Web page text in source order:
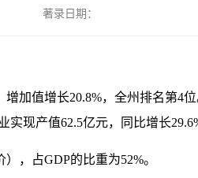
著录日期：
加值增长20.8%，全州排名第4
现产值62.5亿元，同比增长
，占GDP的比重为52%。